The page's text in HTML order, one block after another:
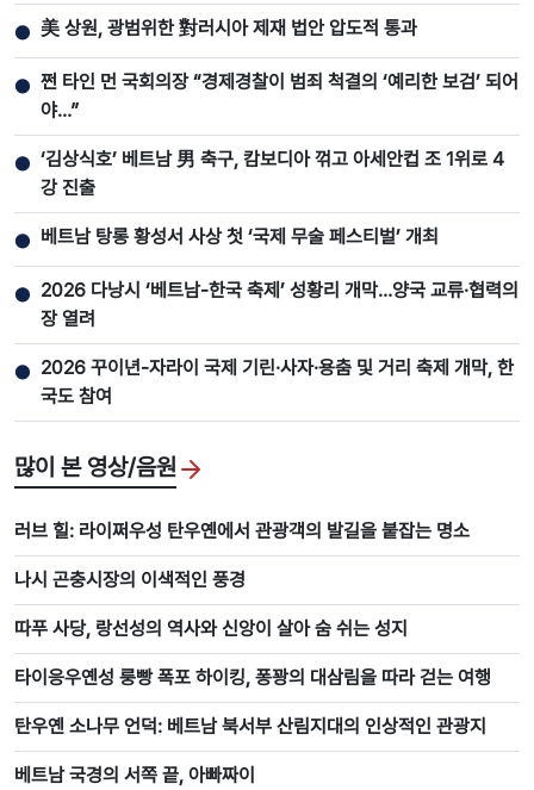
● 美 상원, 광범위한 對러시아 제재 법안 압도적 통과
● 쩐 타인 먼 국회의장 “경제경찰이 범죄 척결의 ‘예리한 보검’ 되어
야…”
● ‘김상식호’ 베트남 男 축구, 캄보디아 꺾고 아세안컵 조 1위로 4
강 진출
● 베트남 탕롱 황성서 사상 첫 ‘국제 무술 페스티벌’ 개최
● 2026 다낭시 ‘베트남-한국 축제’ 성황리 개막…양국 교류·협력의
장 열려
● 2026 꾸이년-자라이 국제 기린·사자·용춤 및 거리 축제 개막, 한
국도 참여
많이 본 영상/음원
러브 힐: 라이쩌우성 탄우옌에서 관광객의 발길을 붙잡는 명소
나시 곤충시장의 이색적인 풍경
따푸 사당, 랑선성의 역사와 신앙이 살아 숨 쉬는 성지
타이응우옌성 룽빵 폭포 하이킹, 퐁꽝의 대삼림을 따라 걷는 여행
탄우옌 소나무 언덕: 베트남 북서부 산림지대의 인상적인 관광지
베트남 국경의 서쪽 끝, 아빠짜이